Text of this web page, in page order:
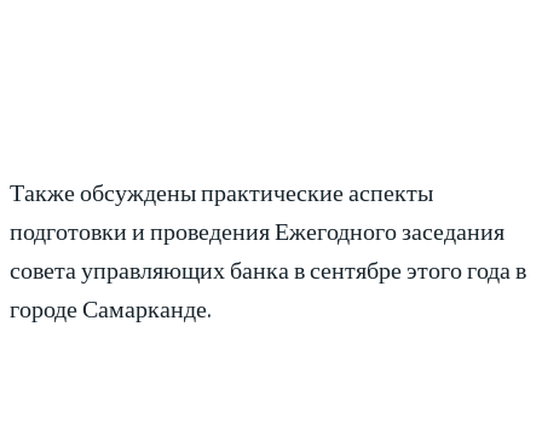
Также обсуждены практические аспекты
подготовки и проведения Ежегодного заседания
совета управляющих банка в сентябре этого года в
городе Самарканде.